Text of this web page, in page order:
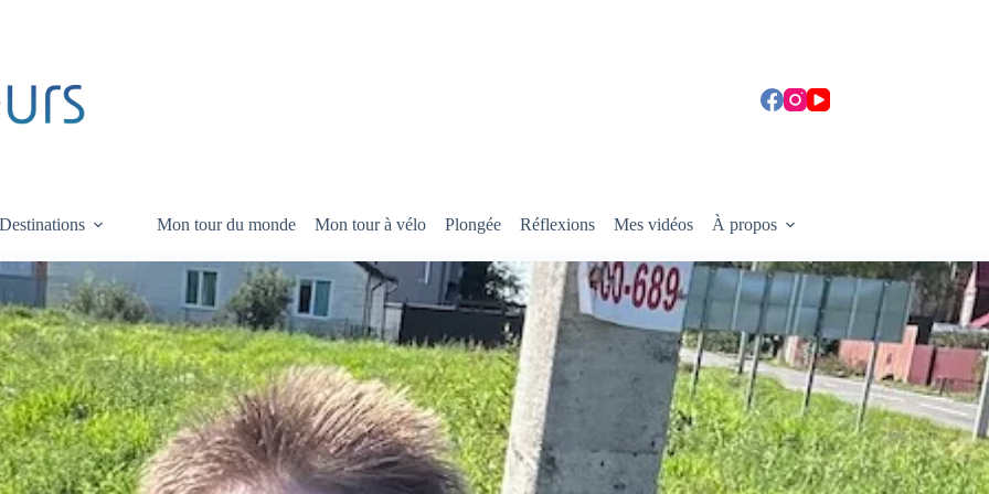
Destinations Mon tour du monde Mon tour à vélo Plongée Réflexions Mes vidéos À propos